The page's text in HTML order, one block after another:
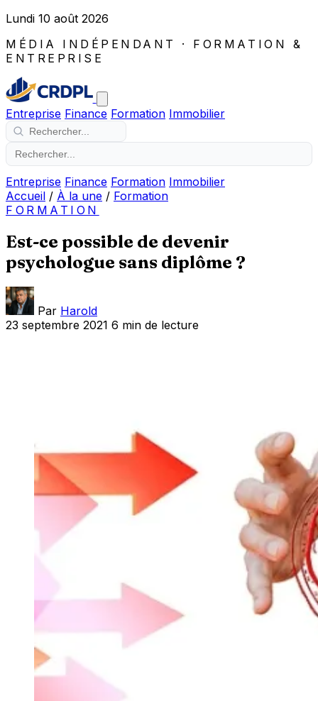
Lundi 10 août 2026
MÉDIA INDÉPENDANT · FORMATION &
ENTREPRISE
Entreprise Finance Formation Immobilier
Entreprise Finance Formation Immobilier
Accueil / À la une / Formation
FORMATION
Est-ce possible de devenir
psychologue sans diplôme ?
Par Harold
23 septembre 2021 6 min de lecture